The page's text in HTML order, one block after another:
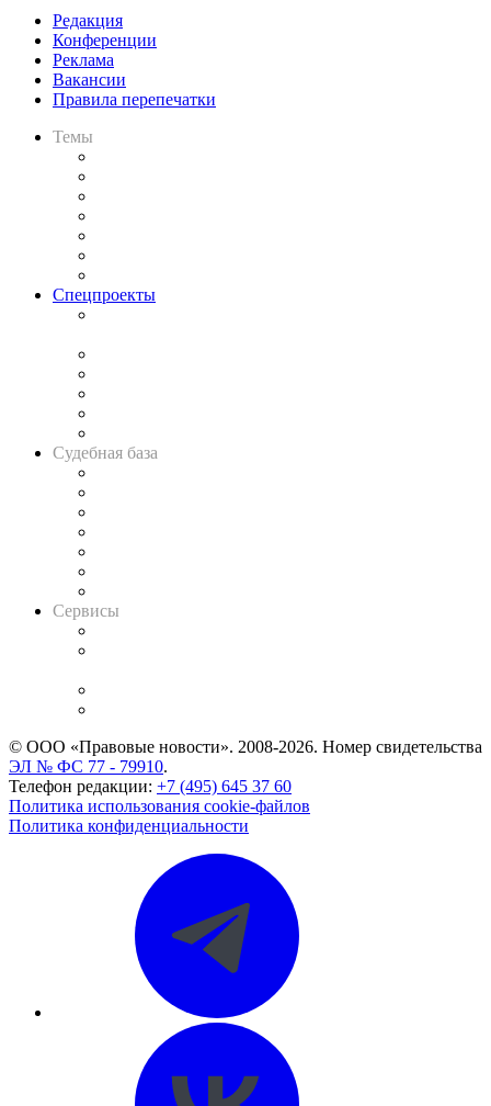
Редакция
Конференции
Реклама
Вакансии
Правила перепечатки
Темы
Спецпроекты
Судебная база
Сервисы
© ООО «Правовые новости». 2008-2026. Номер свидетельства
ЭЛ № ФС 77 - 79910.
Телефон редакции: +7 (495) 645 37 60
Политика использования cookie-файлов
Политика конфиденциальности